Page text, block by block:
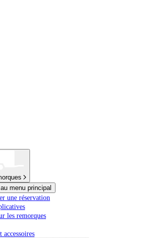
menu principal
une réservation
les remorques
accessoires